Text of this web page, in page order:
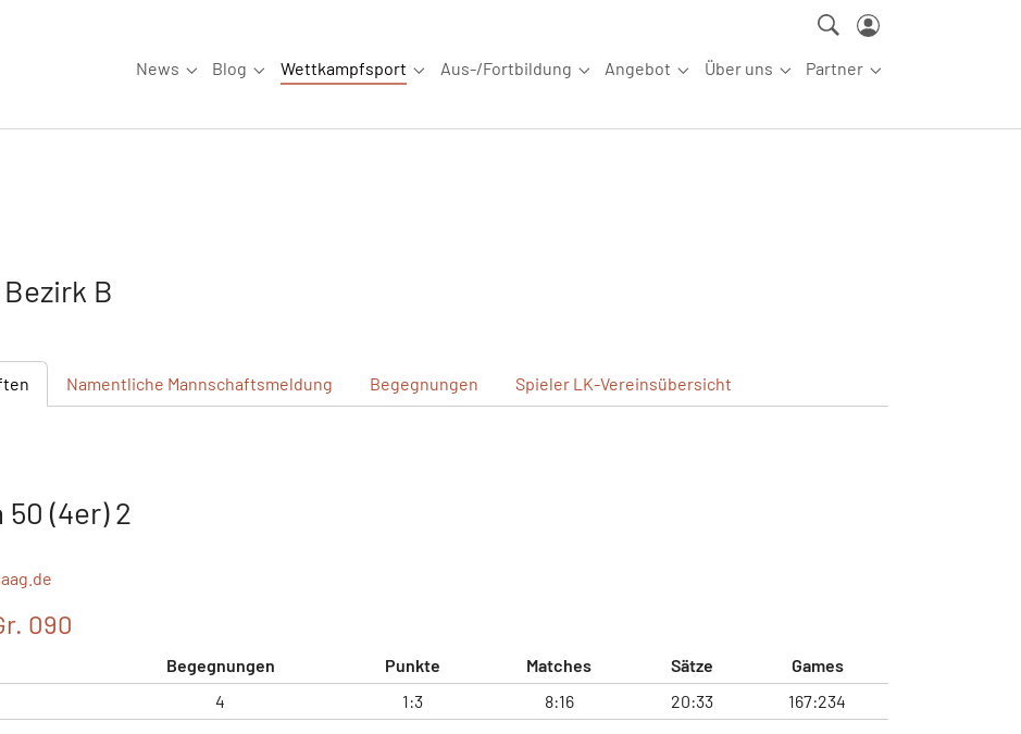
News
Submenu for "News"
Blog
Submenu for "Blog"
Wettkampfsport
Submenu for "Wettkampfsport"
Aus-/Fortbildung
Submenu for "Aus-/Fortbildung"
Angebot
Submenu for "Angebot"
Über uns
Submenu for "Über uns"
Partner
Submenu for
B
Namentliche Mannschaftsmeldung Begegnungen Spieler LK-Vereinsübersicht
(4er) 2
090
Begegnungen Punkte Matches Sätze
Games
4 1:3 8:16 20:33 167:234